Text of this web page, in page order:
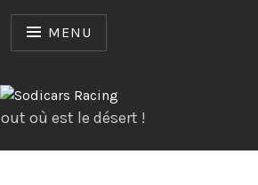
MENU
où est le désert !